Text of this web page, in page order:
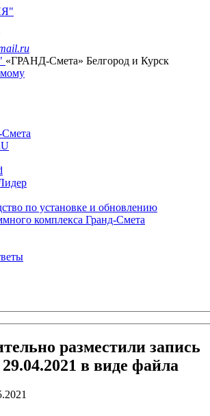
«ГРАНД-Смета» Белгород и Курск
по установке и обновлению
комплекса Гранд-Смета
разместили запись
в виде файла